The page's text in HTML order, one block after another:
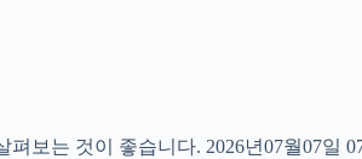
보는 것이 좋습니다. 2026년07월07일